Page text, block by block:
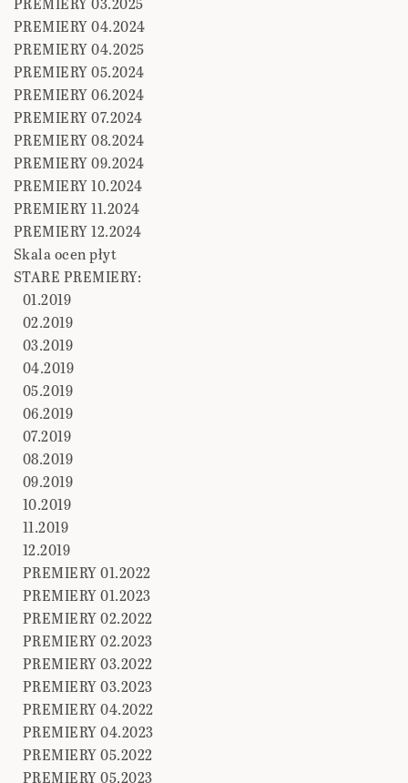
PREMIERY 04.2024
PREMIERY 04.2025
PREMIERY 05.2024
PREMIERY 06.2024
PREMIERY 07.2024
PREMIERY 08.2024
PREMIERY 09.2024
PREMIERY 10.2024
PREMIERY 11.2024
PREMIERY 12.2024
Skala ocen płyt
STARE PREMIERY:
01.2019
02.2019
03.2019
04.2019
05.2019
06.2019
07.2019
08.2019
09.2019
10.2019
11.2019
12.2019
PREMIERY 01.2022
PREMIERY 01.2023
PREMIERY 02.2022
PREMIERY 02.2023
PREMIERY 03.2022
PREMIERY 03.2023
PREMIERY 04.2022
PREMIERY 04.2023
PREMIERY 05.2022
PREMIERY 05.2023